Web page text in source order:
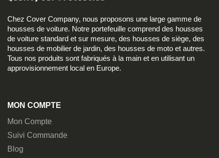
Chez Cover Company, nous proposons une large gamme de
housses de voiture. Notre portefeuille comprend des housses
de voiture standard et sur mesure, des housses de siège, des
housses de mobilier de jardin, des housses de moto et autres.
Tous nos produits sont fabriqués à la main et en utilisant un
approvisionnement local en Europe.
MON COMPTE
Mon Compte
Suivi Commande
Blog